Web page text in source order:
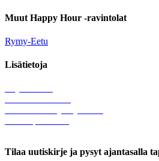
Muut Happy Hour -ravintolat
Rymy-Eetu
Lisätietoja
Tilaa uutiskirje ja pysyt ajantasalla